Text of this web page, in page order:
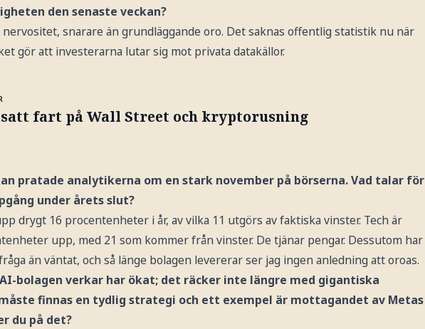
den senaste veckan?
nervositet, snarare än grundläggande oro. Det saknas offentlig statistik nu när
gör att investerarna lutar sig mot privata datakällor.
fart på Wall Street och kryptorusning
pratade analytikerna om en stark november på börserna. Vad talar för
under årets slut?
drygt 16 procentenheter i år, av vilka 11 utgörs av faktiska vinster. Tech är
upp, med 21 som kommer från vinster. De tjänar pengar. Dessutom har
än väntat, och så länge bolagen levererar ser jag ingen anledning att oroas.
bolagen verkar har ökat; det räcker inte längre med gigantiska
finnas en tydlig strategi och ett exempel är mottagandet av Metas
du på det?